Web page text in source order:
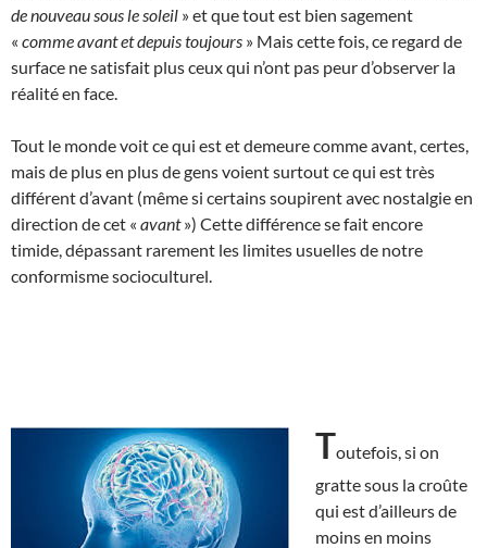
de nouveau sous le soleil » et que tout est bien sagement
« comme avant et depuis toujours » Mais cette fois, ce regard de
surface ne satisfait plus ceux qui n’ont pas peur d’observer la
réalité en face.
Tout le monde voit ce qui est et demeure comme avant, certes,
mais de plus en plus de gens voient surtout ce qui est très
différent d’avant (même si certains soupirent avec nostalgie en
direction de cet « avant») Cette différence se fait encore
timide, dépassant rarement les limites usuelles de notre
conformisme socioculturel.
Toutefois, si on
gratte sous la croûte
qui est d’ailleurs de
moins en moins